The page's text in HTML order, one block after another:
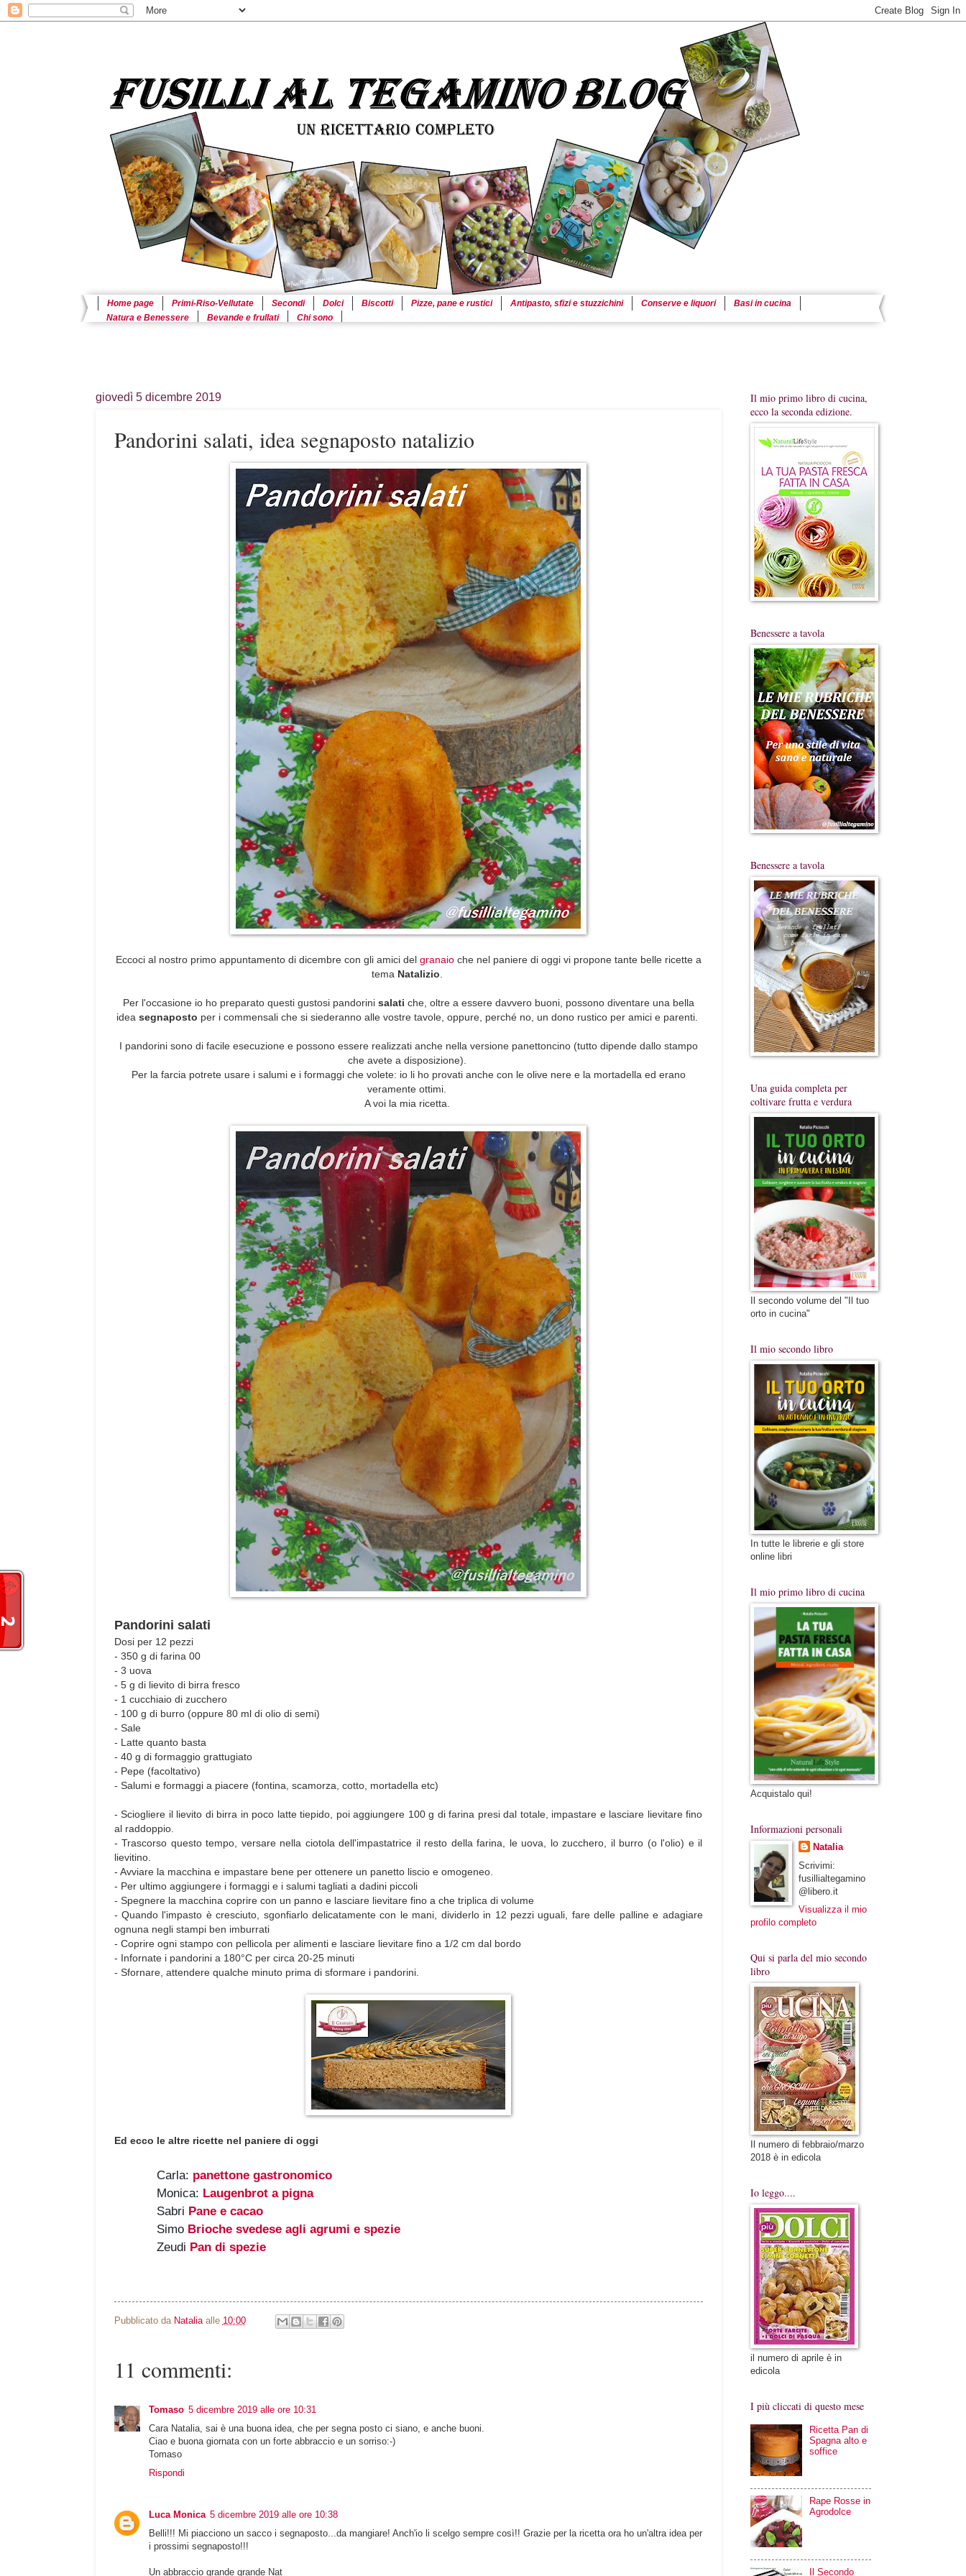
Home page Primi-Riso-Vellutate Secondi Dolci Biscotti Pizze, pane e rustici Antipasto, sfizi e stuzzichini Conserve e liquori
Basi in cucina
Natura e Benessere
Bevande e frullati Chi sono
giovedì 5 dicembre 2019
Pandorini salati, idea segnaposto natalizio
Eccoci al nostro primo appuntamento di dicembre con gli amici del granaioche nel paniere di oggi vi propone tante belle ricette a
tema Natalizio
Per l'occasione io ho preparato questi gustosi pandorini salati che, oltre a essere davvero buoni, possono diventare una bella
idea segnaposto per i commensali che si siederanno alle vostre tavole, oppure, perché no, un dono rustico per amici e parenti.
I pandorini sono di facile esecuzione e possono essere realizzati anche nella versione panettoncino (tutto dipende dallo stampo
che avete a disposizione).
Per la farcia potrete usare i salumi e i formaggi che volete: io li ho provati anche con le olive nere e la mortadella ed erano
veramente ottimi.
A voi la mia ricetta.
Pandorini salati
Dosi per 12 pezzi
- 350 g di farina 00
- 3 uova
- 5 g di lievito di birra fresco
- 1 cucchiaio di zucchero
- 100 g di burro (oppure 80 ml di olio di semi)
- Sale
- Latte quanto basta
- 40 g di formaggio grattugiato
- Pepe (facoltativo)
- Salumi e formaggi a piacere (fontina, scamorza, cotto, mortadella etc)
- Sciogliere il lievito di birra in poco latte tiepido, poi aggiungere 100 g di farina presi dal totale, impastare e lasciare lievitare fino
al raddoppio.
- Trascorso questo tempo, versare nella ciotola dell'impastatrice il resto della farina, le uova, lo zucchero, il burro (o l'olio) e il
lievitino.
- Avviare la macchina e impastare bene per ottenere un panetto liscio e omogeneo.
- Per ultimo aggiungere i formaggi e i salumi tagliati a dadini piccoli
- Spegnere la macchina coprire con un panno e lasciare lievitare fino a che triplica di volume
- Quando l'impasto è cresciuto, sgonfiarlo delicatamente con le mani, dividerlo in 12 pezzi uguali, fare delle palline e adagiare
ognuna negli stampi ben imburrati
- Coprire ogni stampo con pellicola per alimenti e lasciare lievitare fino a 1/2 cm dal bordo
- Infornate i pandorini a 180°C per circa 20-25 minuti
- Sfornare, attendere qualche minuto prima di sformare i pandorini.
Ed ecco le altre ricette nel paniere di oggi
Carla: panettone gastronomico
Monica: Laugenbrot a pigna
Sabri Pane e cacao
Simo Brioche svedese agli agrumi e spezie
Zeudi Pan di spezie
Pubblicato da Natalia alle 10:00
11 commenti:
Tomaso 5 dicembre 2019 alle ore 10:31
Cara Natalia, sai è una buona idea, che per segna posto ci siano, e anche buoni.
Ciao e buona giornata con un forte abbraccio e un sorriso:-)
Tomaso
Rispondi
Luca Monica 5 dicembre 2019 alle ore 10:38
Belli!!! Mi piacciono un sacco i segnaposto...da mangiare! Anch'io li scelgo sempre così!! Grazie per la ricetta ora ho un'altra idea per
i prossimi segnaposto!!!
Un abbraccio grande grande Nat
Il mio primo libro di cucina,
ecco la seconda edizione.
Benessere a tavola
Benessere a tavola
Una guida completa per
coltivare frutta e verdura
Il secondo volume del "Il tuo
orto in cucina"
Il mio secondo libro
In tutte le librerie e gli store
online libri
Il mio primo libro di cucina
Acquistalo qui!
Informazioni personali
Natalia
Scrivimi:
fusillialtegamino
@libero.it
Visualizza il mio
profilo completo
Qui si parla del mio secondo
libro
Il numero di febbraio/marzo
2018 è in edicola
Io leggo....
il numero di aprile è in
edicola
I più cliccati di questo mese
Ricetta Pan di
Spagna alto e
soffice
Rape Rosse in
Agrodolce
Il Secondo